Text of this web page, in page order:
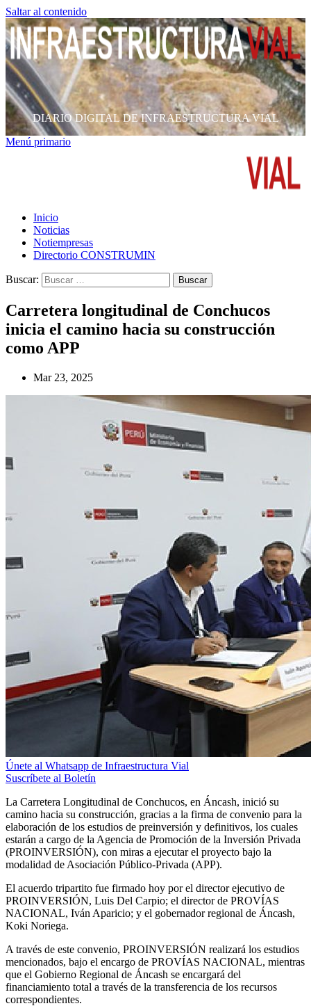
Saltar al contenido
DIARIO DIGITAL DE INFRAESTRUCTURA VIAL
Menú primario
Inicio
Noticias
Notiempresas
Directorio CONSTRUMIN
Buscar:
Carretera longitudinal de Conchucos
inicia el camino hacia su construcción
como APP
Mar 23, 2025
Únete al Whatsapp de Infraestructura Vial
Suscríbete al Boletín
La Carretera Longitudinal de Conchucos, en Áncash, inició su
camino hacia su construcción, gracias a la firma de convenio para la
elaboración de los estudios de preinversión y definitivos, los cuales
estarán a cargo de la Agencia de Promoción de la Inversión Privada
(PROINVERSIÓN), con miras a ejecutar el proyecto bajo la
modalidad de Asociación Público-Privada (APP).
El acuerdo tripartito fue firmado hoy por el director ejecutivo de
PROINVERSIÓN, Luis Del Carpio; el director de PROVÍAS
NACIONAL, Iván Aparicio; y el gobernador regional de Áncash,
Koki Noriega.
A través de este convenio, PROINVERSIÓN realizará los estudios
mencionados, bajo el encargo de PROVÍAS NACIONAL, mientras
que el Gobierno Regional de Áncash se encargará del
financiamiento total a través de la transferencia de los recursos
correspondientes.